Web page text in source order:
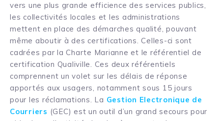
vers une plus grande efficience des services publics,
les collectivités locales et les administrations
mettent en place des démarches qualité, pouvant
même aboutir à des certifications. Celles-ci sont
cadrées par la Charte Marianne et le référentiel de
certification Qualiville. Ces deux référentiels
comprennent un volet sur les délais de réponse
apportés aux usagers, notamment sous 15 jours
pour les réclamations. La Gestion Electronique de
Courriers (GEC) est un outil d’un grand secours pour